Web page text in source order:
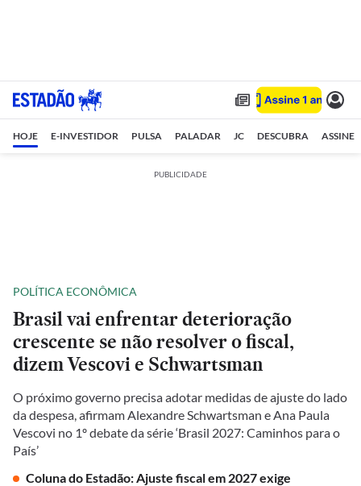
HOJE E-INVESTIDOR PULSA PALADAR JC DESCUBRA ASSINE
PUBLICIDADE
POLÍTICA ECONÔMICA
Brasil vai enfrentar deterioração
crescente se não resolver o fiscal,
dizem Vescovi e Schwartsman
O próximo governo precisa adotar medidas de ajuste do lado
da despesa, afirmam Alexandre Schwartsman e Ana Paula
Vescovi no 1º debate da série ‘Brasil 2027: Caminhos para o
País’
Coluna do Estadão: Ajuste fiscal em 2027 exige